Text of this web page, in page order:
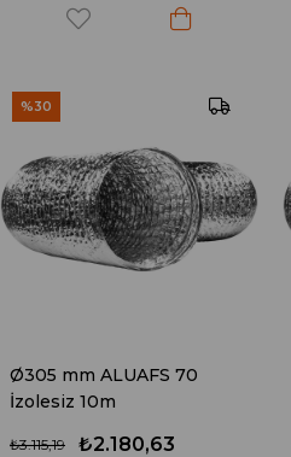
Ø305 mm ALUAFS 70
İzolesiz 10m
₺2.180,63
₺3.115,19
%30